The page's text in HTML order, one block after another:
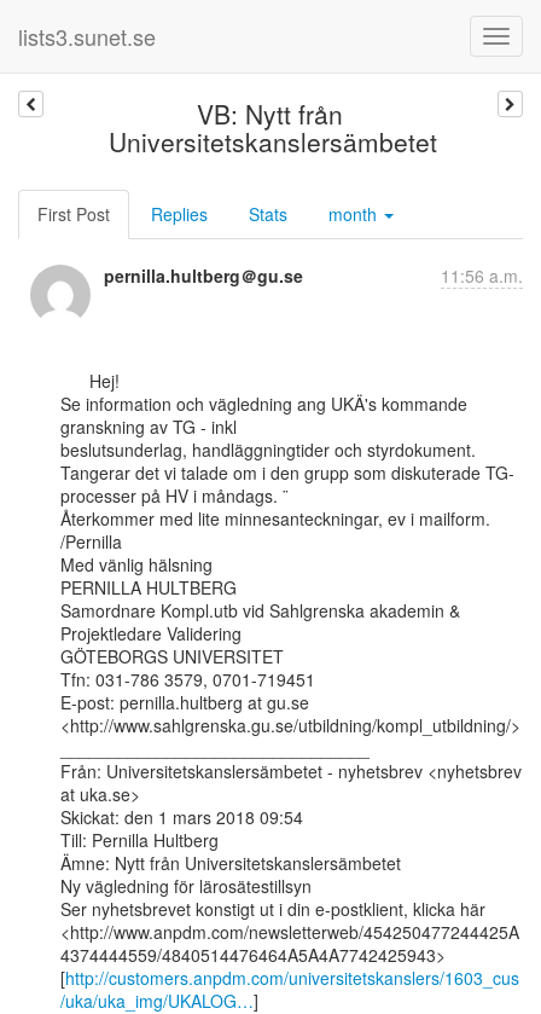
lists3.sunet.se
VB: Nytt från
Universitetskanslersämbetet
First Post Replies Stats month
pernilla.hultberg＠gu.se 11:56 a.m.
Se information och vägledning ang UKÄ's kommande
granskning av TG - inkl
beslutsunderlag, handläggningtider och styrdokument.
Tangerar det vi talade om i den grupp som diskuterade TG-
processer på HV i måndags. ¨
Återkommer med lite minnesanteckningar, ev i mailform.
/Pernilla
Med vänlig hälsning
PERNILLA HULTBERG
Samordnare Kompl.utb vid Sahlgrenska akademin &
Projektledare Validering
GÖTEBORGS UNIVERSITET
Tfn: 031-786 3579, 0701-719451
E-post: pernilla.hultberg at gu.se
<http://www.sahlgrenska.gu.se/utbildning/kompl_utbildning/>
Från: Universitetskanslersämbetet - nyhetsbrev <nyhetsbrev
at uka.se>
Skickat: den 1 mars 2018 09:54
Till: Pernilla Hultberg
Ämne: Nytt från Universitetskanslersämbetet
Ny vägledning för lärosätestillsyn
Ser nyhetsbrevet konstigt ut i din e-postklient, klicka här
<http://www.anpdm.com/newsletterweb/454250477244425A
4374444559/4840514476464A5A4A7742425943>
[http://customers.anpdm.com/universitetskanslers/1603_cus
/uka/uka_img/UKALOG…]